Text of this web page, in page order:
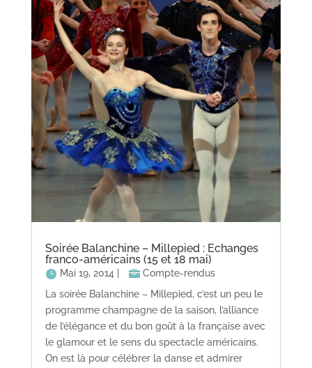
Soirée Balanchine – Millepied : Echanges
franco-américains (15 et 18 mai)
Mai 19, 2014
Compte-rendus
La soirée Balanchine – Millepied, c’est un peu le
programme champagne de la saison, l’alliance
de l’élégance et du bon goût à la française avec
le glamour et le sens du spectacle américains.
On est là pour célébrer la danse et admirer